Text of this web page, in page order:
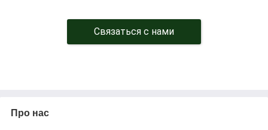
Связаться с нами
Про нас